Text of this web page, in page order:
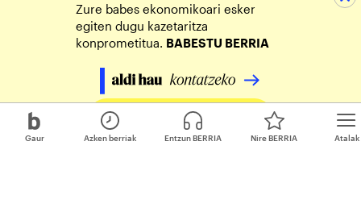
Gaur Atalak
Azken berriak Entzun BERRIA Nire BERRIA
Zure babes ekonomikoari esker
egiten dugu kazetaritza
konprometitua. BABESTU BERRIA
Egin zure ekarpena